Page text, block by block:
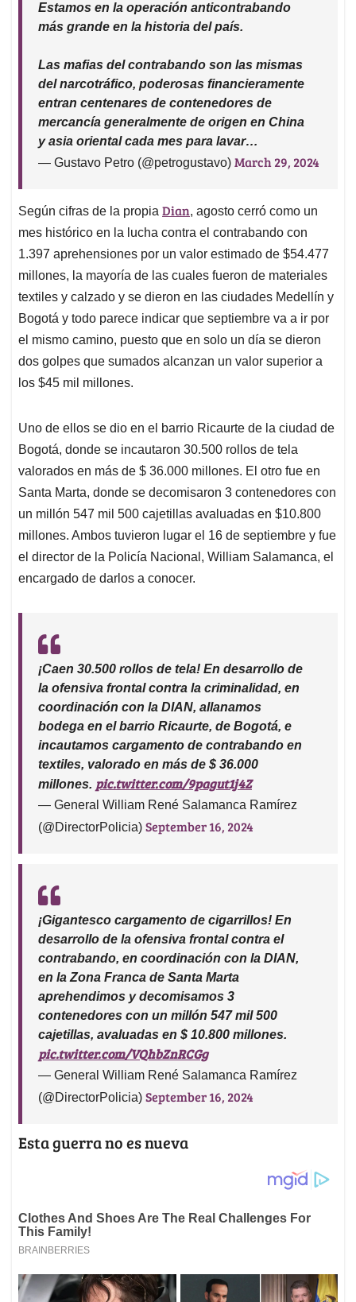
Estamos en la operación anticontrabando
más grande en la historia del país.
Las mafias del contrabando son las mismas
del narcotráfico, poderosas financieramente
entran centenares de contenedores de
mercancía generalmente de origen en China
y asia oriental cada mes para lavar…
— Gustavo Petro (@petrogustavo) March 29, 2024
Según cifras de la propia Dian, agosto cerró como un
mes histórico en la lucha contra el contrabando con
1.397 aprehensiones por un valor estimado de $54.477
millones, la mayoría de las cuales fueron de materiales
textiles y calzado y se dieron en las ciudades Medellín y
Bogotá y todo parece indicar que septiembre va a ir por
el mismo camino, puesto que en solo un día se dieron
dos golpes que sumados alcanzan un valor superior a
los $45 mil millones.
Uno de ellos se dio en el barrio Ricaurte de la ciudad de
Bogotá, donde se incautaron 30.500 rollos de tela
valorados en más de $ 36.000 millones. El otro fue en
Santa Marta, donde se decomisaron 3 contenedores con
un millón 547 mil 500 cajetillas avaluadas en $10.800
millones. Ambos tuvieron lugar el 16 de septiembre y fue
el director de la Policía Nacional, William Salamanca, el
encargado de darlos a conocer.
¡Caen 30.500 rollos de tela! En desarrollo de
la ofensiva frontal contra la criminalidad, en
coordinación con la DIAN, allanamos
bodega en el barrio Ricaurte, de Bogotá, e
incautamos cargamento de contrabando en
textiles, valorado en más de $ 36.000
millones. pic.twitter.com/9pagut1j4Z
— General William René Salamanca Ramírez
(@DirectorPolicia) September 16, 2024
¡Gigantesco cargamento de cigarrillos! En
desarrollo de la ofensiva frontal contra el
contrabando, en coordinación con la DIAN,
en la Zona Franca de Santa Marta
aprehendimos y decomisamos 3
contenedores con un millón 547 mil 500
cajetillas, avaluadas en $ 10.800 millones.
pic.twitter.com/VQhbZnRCGg
— General William René Salamanca Ramírez
(@DirectorPolicia) September 16, 2024
Esta guerra no es nueva